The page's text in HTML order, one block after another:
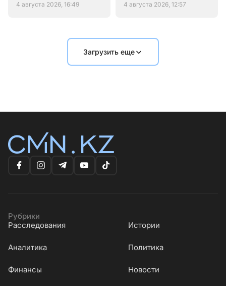
подозреваемого
4 августа 2026, 16:49 4 августа 2026, 12:57
Загрузить еще
Рубрики
Расследования
Истории
Аналитика Политика
Финансы Новости